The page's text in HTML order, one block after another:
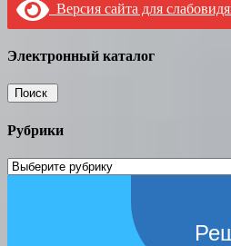
Версия сайта для
Электронный каталог
Рубрики
Рубрики